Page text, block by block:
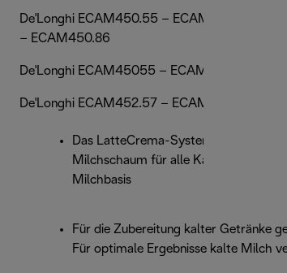
De'Longhi ECAM450.55 – ECAM450.65 –
– ECAM450.86
De'Longhi ECAM45055 – ECAM45076 –
De'Longhi ECAM452.57 – ECAM452.67
Das LatteCrema-System liefert
Milchschaum für alle Kaffeegetränke
Milchbasis
Für die Zubereitung kalter Getränke
Für optimale Ergebnisse kalte Milch